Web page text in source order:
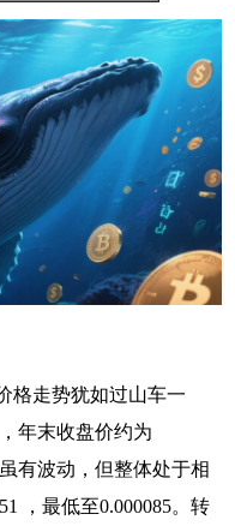
格走势犹如过山车一
年末收盘价约为
有波动，但整体处于相
，最低至0.000085。转